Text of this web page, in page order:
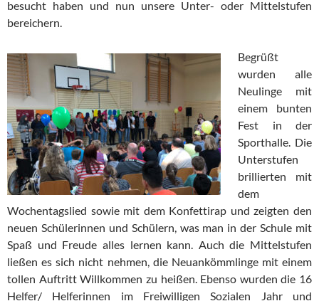
besucht haben und nun unsere Unter- oder Mittelstufen
bereichern.
Begrüßt
wurden alle
Neulinge mit
einem bunten
Fest in der
Sporthalle. Die
Unterstufen
brillierten mit
dem
Wochentagslied sowie mit dem Konfettirap und zeigten den
neuen Schülerinnen und Schülern, was man in der Schule mit
Spaß und Freude alles lernen kann. Auch die Mittelstufen
ließen es sich nicht nehmen, die Neuankömmlinge mit einem
tollen Auftritt Willkommen zu heißen. Ebenso wurden die 16
Helfer/ Helferinnen im Freiwilligen Sozialen Jahr und